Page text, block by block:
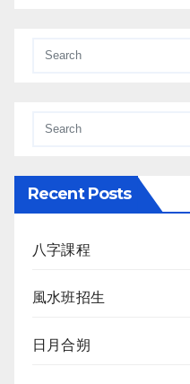
Recent Posts
八字課程
風水班招生
日月合朔